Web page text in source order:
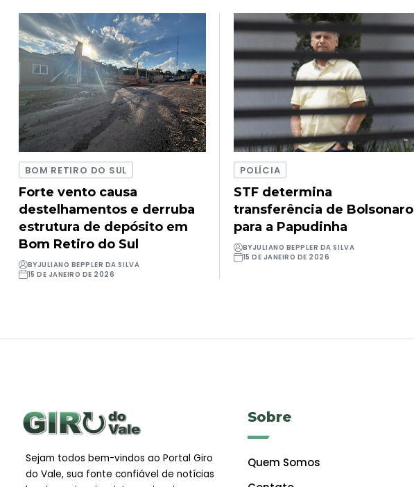
BOM RETIRO DO SUL
Forte vento causa
destelhamentos e derruba
estrutura de depósito em
Bom Retiro do Sul
BYJULIANO BEPPLER DA SILVA
15 DE JANEIRO DE 2026
POLÍCIA
STF determina
transferência de Bolsonaro
para a Papudinha
BYJULIANO BEPPLER DA SILVA
15 DE JANEIRO DE 2026
Sejam todos bem-vindos ao Portal Giro
do Vale, sua fonte confiável de notícias
Sobre
Quem Somos